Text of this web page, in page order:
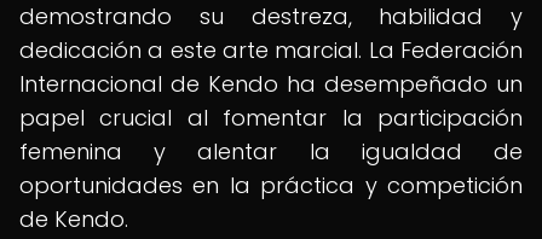
demostrando su destreza, habilidad y
dedicación a este arte marcial. La Federación
Internacional de Kendo ha desempeñado un
papel crucial al fomentar la participación
femenina y alentar la igualdad de
oportunidades en la práctica y competición
de Kendo.